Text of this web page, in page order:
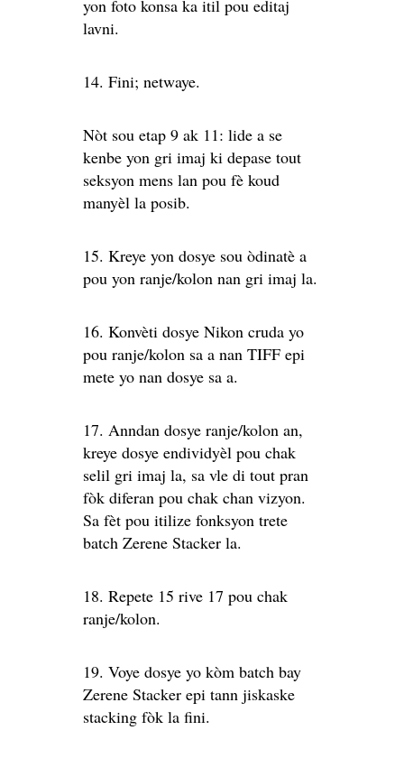
yon foto konsa ka itil pou editaj
lavni.
14. Fini; netwaye.
Nòt sou etap 9 ak 11: lide a se
kenbe yon gri imaj ki depase tout
seksyon mens lan pou fè koud
manyèl la posib.
15. Kreye yon dosye sou òdinatè a
pou yon ranje/kolon nan gri imaj la.
16. Konvèti dosye Nikon cruda yo
pou ranje/kolon sa a nan TIFF epi
mete yo nan dosye sa a.
17. Anndan dosye ranje/kolon an,
kreye dosye endividyèl pou chak
selil gri imaj la, sa vle di tout pran
fòk diferan pou chak chan vizyon.
Sa fèt pou itilize fonksyon trete
batch Zerene Stacker la.
18. Repete 15 rive 17 pou chak
ranje/kolon.
19. Voye dosye yo kòm batch bay
Zerene Stacker epi tann jiskaske
stacking fòk la fini.